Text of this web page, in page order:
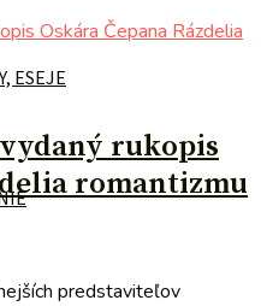
ESEJE
rukopis
romantizmu
predstaviteľov